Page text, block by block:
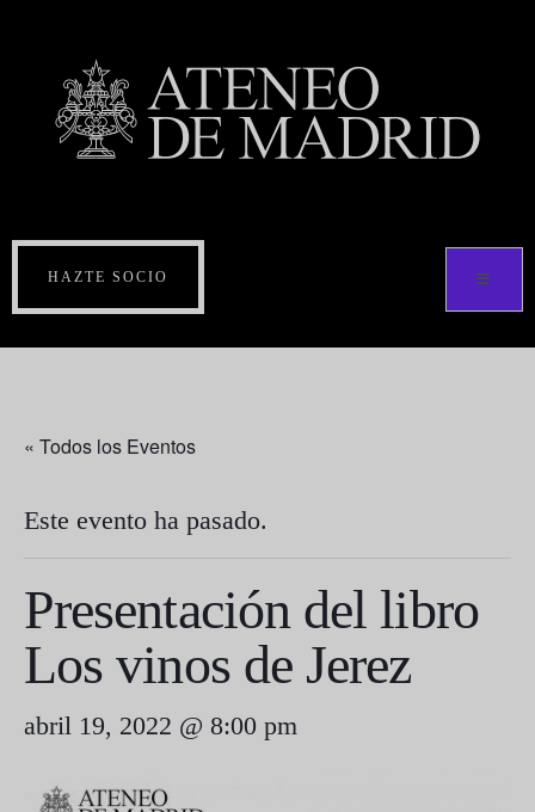
HAZTE SOCIO
« Todos los Eventos
Este evento ha pasado.
Presentación del libro
Los vinos de Jerez
abril 19, 2022 @ 8:00 pm